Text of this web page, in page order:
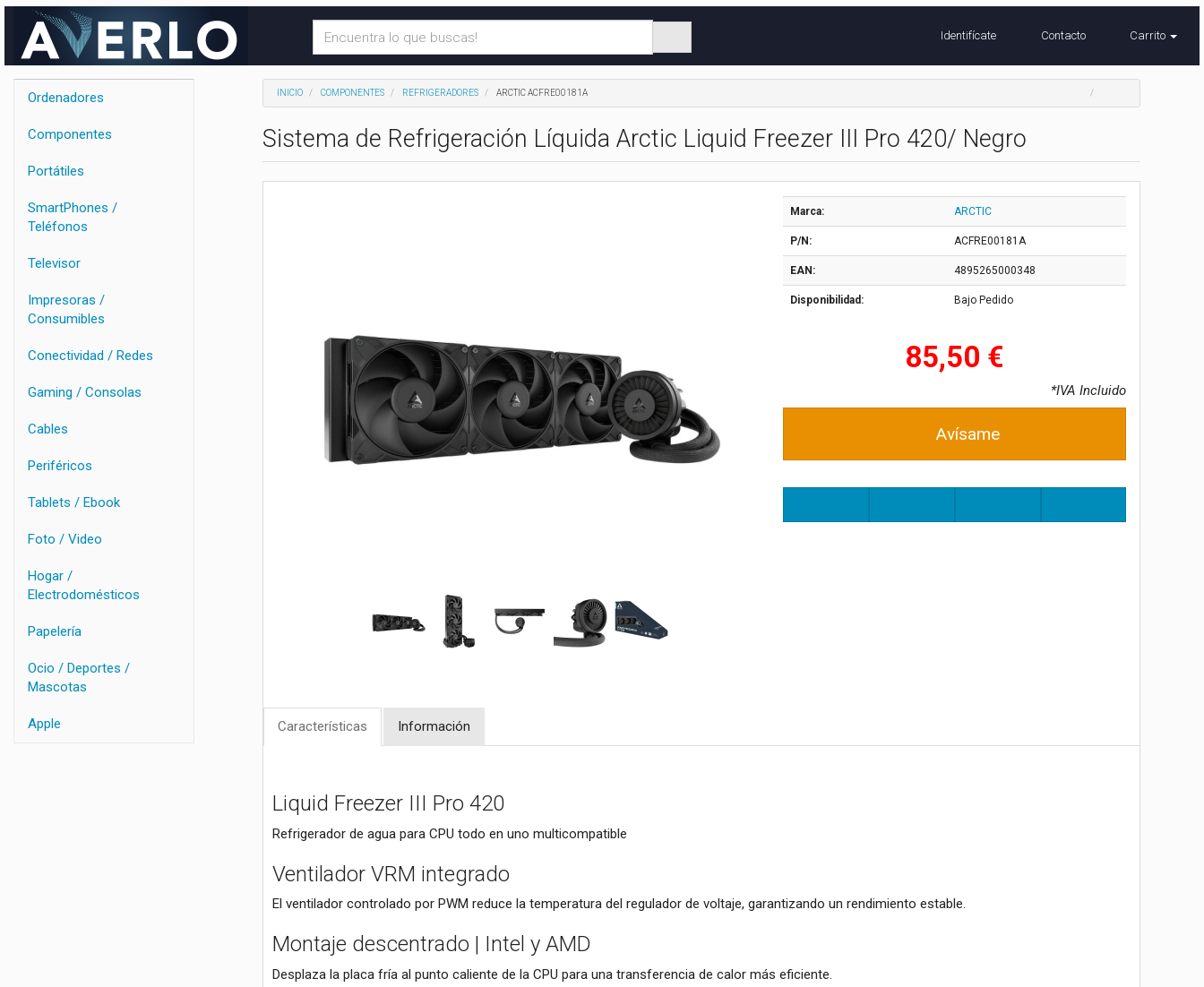
Identifícate Contacto Carrito
Ordenadores
Componentes
Portátiles
SmartPhones /
Teléfonos
Televisor
Impresoras /
Consumibles
Conectividad / Redes
Gaming / Consolas
Cables
Periféricos
Tablets / Ebook
Foto / Video
Hogar /
Electrodomésticos
Papelería
Ocio / Deportes /
Mascotas
Apple
INICIO COMPONENTES REFRIGERADORES ARCTIC ACFRE00181A
Sistema de Refrigeración Líquida Arctic Liquid Freezer III Pro 420/ Negro
Marca: ARCTIC
P/N: ACFRE00181A
EAN: 4895265000348
Disponibilidad: Bajo Pedido
85,50 €
*IVA Incluido
Avísame
Características Información
Liquid Freezer III Pro 420
Refrigerador de agua para CPU todo en uno multicompatible
Ventilador VRM integrado
El ventilador controlado por PWM reduce la temperatura del regulador de voltaje, garantizando un rendimiento estable.
Montaje descentrado | Intel y AMD
Desplaza la placa fría al punto caliente de la CPU para una transferencia de calor más eficiente.